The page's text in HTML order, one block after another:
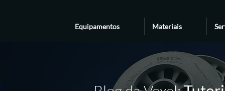
Equipamentos Materiais